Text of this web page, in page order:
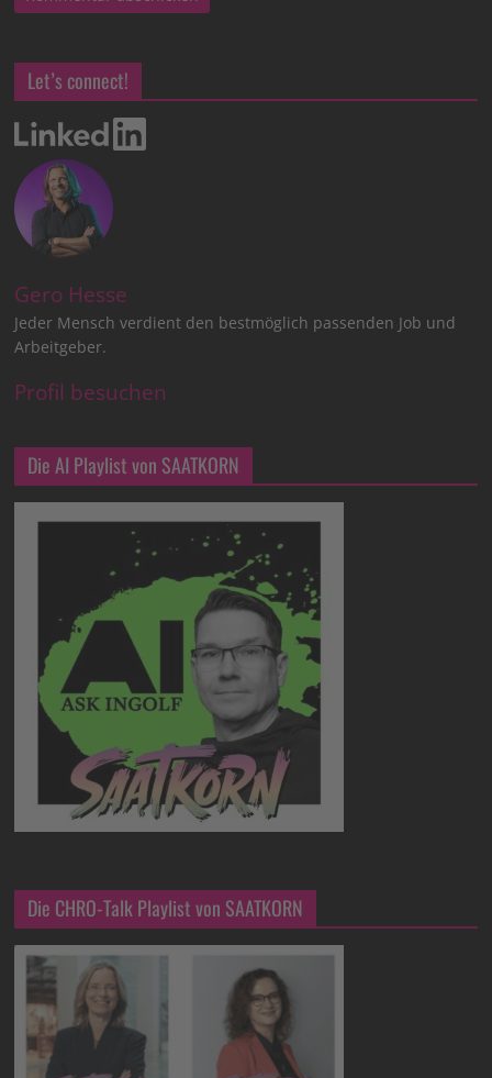
Let’s connect!
Gero Hesse
Jeder Mensch verdient den bestmöglich passenden Job und
Arbeitgeber.
Profil besuchen
Die AI Playlist von SAATKORN
Die CHRO-Talk Playlist von SAATKORN